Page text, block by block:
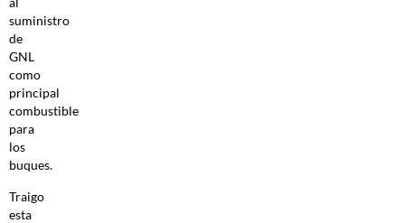
suministro
de
GNL
como
principal
combustible
para
los
buques.
Traigo
esta